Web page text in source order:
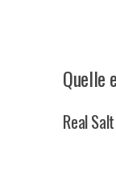
Quelle
Real